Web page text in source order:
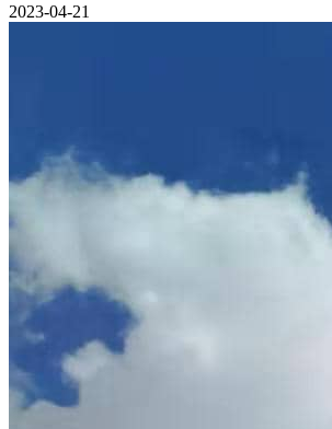
2023-04-21